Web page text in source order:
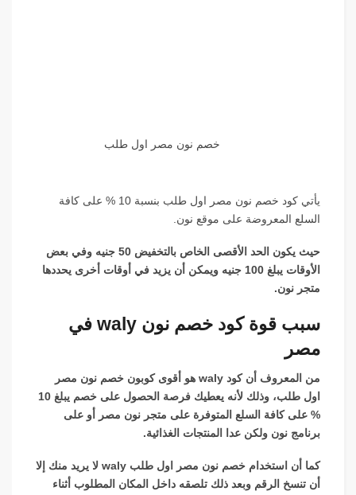
خصم نون مصر اول طلب
يأتي كود خصم نون مصر اول طلب بنسبة 10 % على كافة
السلع المعروضة على موقع نون.
حيث يكون الحد الأقصى الخاص بالتخفيض 50 جنيه وفي بعض
الأوقات يبلغ 100 جنيه ويمكن أن يزيد في أوقات أخرى يحددها
متجر نون.
سبب قوة كود خصم نون waly في
مصر
من المعروف أن كود waly هو أقوى كوبون خصم نون مصر
اول طلب، وذلك لأنه يعطيك فرصة الحصول على خصم يبلغ 10
% على كافة السلع المتوفرة على متجر نون مصر أو على
برنامج نون ولكن عدا المنتجات الغذائية.
كما أن استخدام خصم نون مصر اول طلب waly لا يريد منك إلا
أن تنسخ الرقم وبعد ذلك تلصقه داخل المكان المطلوب أثناء